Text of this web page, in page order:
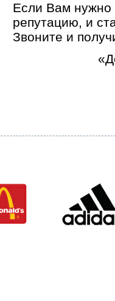
Если Вам
репутацию, и
Звоните и